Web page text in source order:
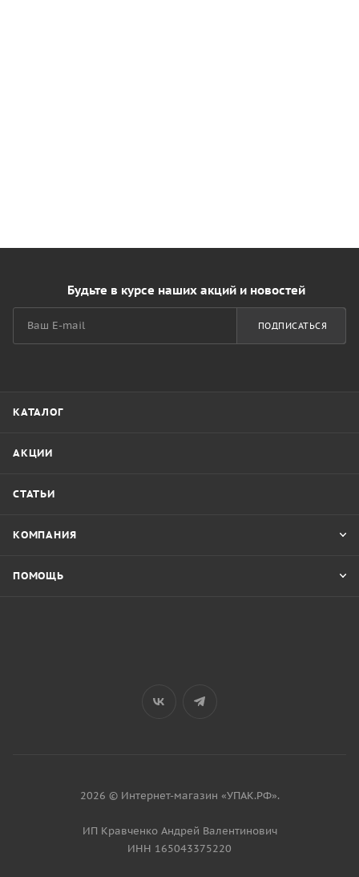
Будьте в курсе наших акций и новостей
ПОДПИСАТЬСЯ
КАТАЛОГ
АКЦИИ
СТАТЬИ
КОМПАНИЯ
ПОМОЩЬ
2026 © Интернет-магазин «УПАК.РФ».
ИП Кравченко Андрей Валентинович
ИНН 165043375220